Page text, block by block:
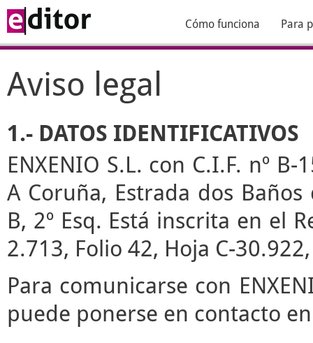
Cómo funciona Para
Aviso legal
1.- DATOS IDENTIFICATIVOS
ENXENIO S.L. con C.I.F. nº
A Coruña, Estrada dos
B, 2º Esq. Está inscrita en el
2.713, Folio 42, Hoja C-
Para comunicarse con
puede ponerse en contacto